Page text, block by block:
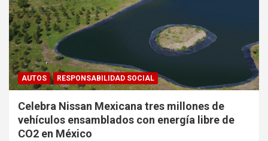
AUTOS RESPONSABILIDAD SOCIAL
Celebra Nissan Mexicana tres millones de
vehículos ensamblados con energía libre de
CO2 en México